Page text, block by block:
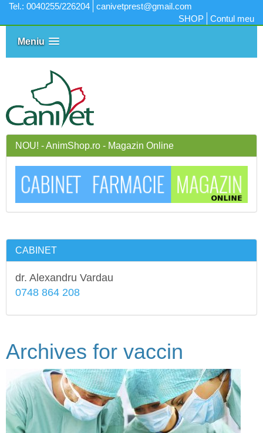
Tel.: 0040255/226204
canivetprest@gmail.com
SHOP
Contul meu
Meniu
NOU! - AnimShop.ro - Magazin Online
CABINET
dr. Alexandru Vardau
0748 864 208
Archives for vaccin